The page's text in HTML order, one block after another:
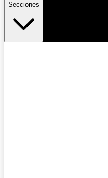
Secciones